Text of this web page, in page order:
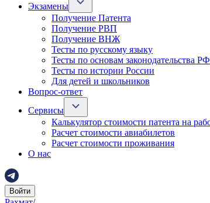
Экзамены
Получение Патента
Получение РВП
Получение ВНЖ
Тесты по русскому языку
Тесты по основам законодательства РФ
Тесты по истории России
Для детей и школьников
Вопрос-ответ
Сервисы
Калькулятор стоимости патента на
Расчет стоимости авиабилетов
Расчет стоимости проживания
О нас
Войти